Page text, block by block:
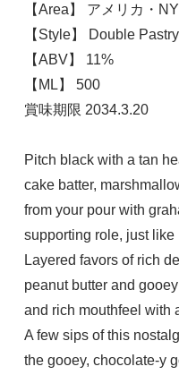
【Area】 アメリカ・NY
【Style】 Double
【ABV】 11%
【ML】 500
賞味期限 2034.3.20
Pitch black with a tan
cake batter,
from your pour with
supporting role, just like
Layered favors of rich
peanut butter and
and rich mouthfeel with
A few sips of this
the gooey, chocolate-y